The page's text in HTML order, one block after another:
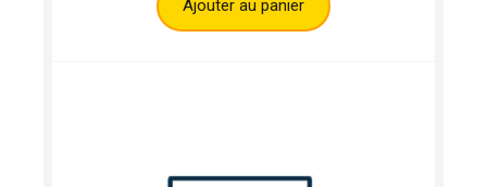
Ajouter au panier